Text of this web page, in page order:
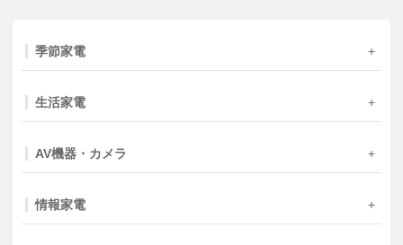
季節家電
生活家電
AV機器・カメラ
情報家電